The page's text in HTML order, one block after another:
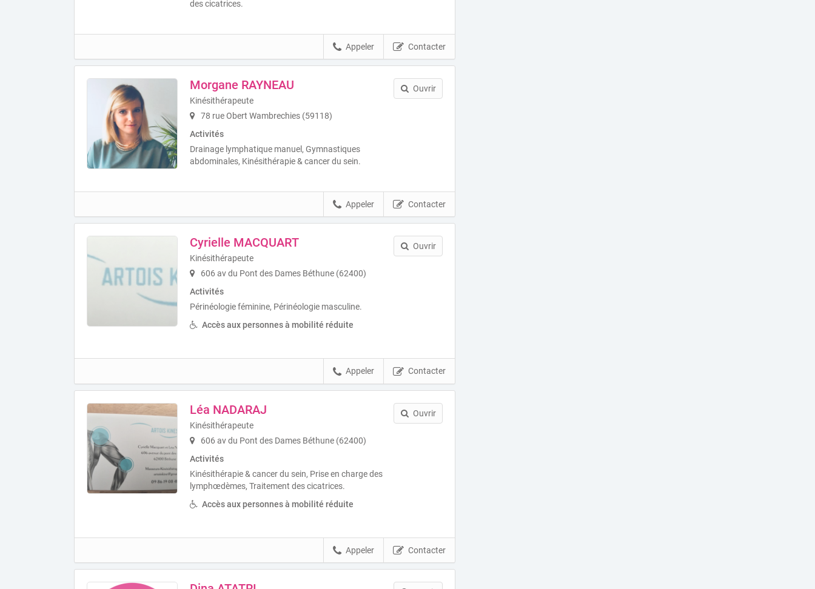
des cicatrices.
Contacter
Appeler
Morgane RAYNEAU
Kinésithérapeute
78 rue Obert Wambrechies (59118)
Activités
Drainage lymphatique manuel, Gymnastiques
abdominales, Kinésithérapie & cancer du sein.
Ouvrir
Contacter
Appeler
Cyrielle MACQUART
Kinésithérapeute
606 av du Pont des Dames Béthune (62400)
Activités
Périnéologie féminine, Périnéologie masculine.
Accès aux personnes à mobilité réduite
Ouvrir
Contacter
Appeler
Léa NADARAJ
Kinésithérapeute
606 av du Pont des Dames Béthune (62400)
Activités
Kinésithérapie & cancer du sein, Prise en charge des
lymphœdèmes, Traitement des cicatrices.
Accès aux personnes à mobilité réduite
Ouvrir
Contacter
Appeler